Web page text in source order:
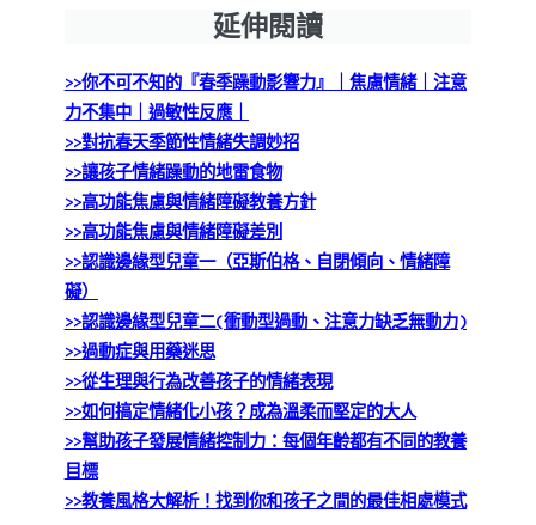
延伸閱讀
>>你不可不知的『春季躁動影響力』｜焦慮情緒｜注意
力不集中｜過敏性反應｜
>>對抗春天季節性情緒失調妙招
>>讓孩子情緒躁動的地雷食物
>>高功能焦慮與情緒障礙教養方針
>>高功能焦慮與情緒障礙差別
>>認識邊緣型兒童一（亞斯伯格、自閉傾向、情緒障
礙）
>>認識邊緣型兒童二(衝動型過動、注意力缺乏無動力)
>>過動症與用藥迷思
>>從生理與行為改善孩子的情緒表現
>>如何搞定情緒化小孩？成為溫柔而堅定的大人
>>幫助孩子發展情緒控制力：每個年齡都有不同的教養
目標
>>教養風格大解析！找到你和孩子之間的最佳相處模式